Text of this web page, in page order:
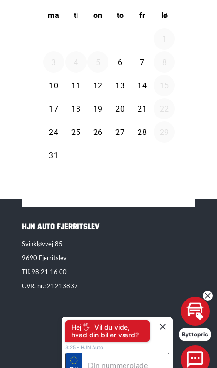
HJN AUTO FJERRITSLEV
Svinkløvvej 85
9690 Fjerritslev
Tlf. 98 21 16 00
CVR. nr.: 21213837
Byttepris
Hej 🖐 Vil du vide,
hvad din bil er værd?
3:25 - HJN Auto